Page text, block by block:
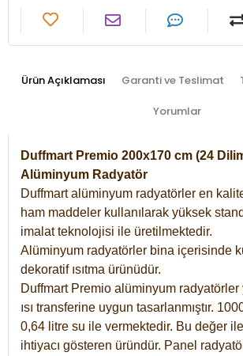
Ürün Açıklaması Garanti ve Teslimat
Yorumlar
Duffmart Premio 200x170 cm (24
Alüminyum Radyatör
Duffmart alüminyum radyatörler en
ham maddeler kullanılarak yüksek
imalat teknolojisi ile üretilmektedir.
Alüminyum radyatörler bina içerisinde
dekoratif ısıtma ürünüdür.
Duffmart Premio alüminyum
ısı transferine uygun tasarlanmıştır.
0,64 litre su ile vermektedir. Bu değer
ihtiyacı gösteren üründür. Panel